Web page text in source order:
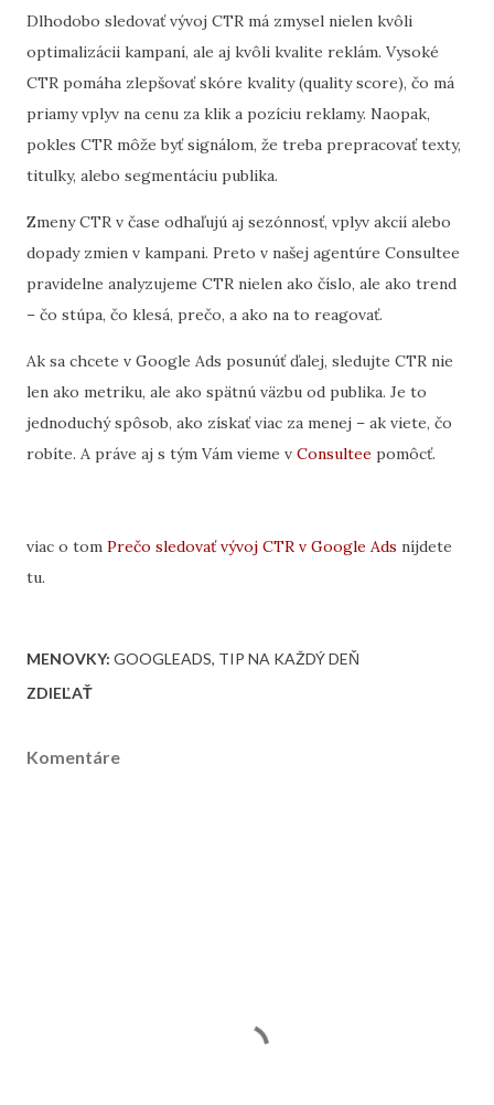
Dlhodobo sledovať vývoj CTR má zmysel nielen kvôli
optimalizácii kampaní, ale aj kvôli kvalite reklám. Vysoké
CTR pomáha zlepšovať skóre kvality (quality score), čo má
priamy vplyv na cenu za klik a pozíciu reklamy. Naopak,
pokles CTR môže byť signálom, že treba prepracovať texty,
titulky, alebo segmentáciu publika.
Zmeny CTR v čase odhaľujú aj sezónnosť, vplyv akcií alebo
dopady zmien v kampani. Preto v našej agentúre Consultee
pravidelne analyzujeme CTR nielen ako číslo, ale ako trend
– čo stúpa, čo klesá, prečo, a ako na to reagovať.
Ak sa chcete v Google Ads posunúť ďalej, sledujte CTR nie
len ako metriku, ale ako spätnú väzbu od publika. Je to
jednoduchý spôsob, ako získať viac za menej – ak viete, čo
robíte. A práve aj s tým Vám vieme v Consultee pomôcť.
viac o tom Prečo sledovať vývoj CTR v Google Ads níjdete
tu.
MENOVKY: GOOGLEADS TIP NA KAŽDÝ DEŇ
ZDIEĽAŤ
Komentáre